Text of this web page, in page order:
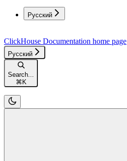
Русский
ClickHouse Documentation home page
Русский
Search...
⌘ K